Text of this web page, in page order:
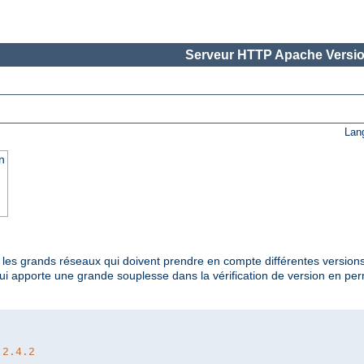
Serveur HTTP Apache
grands réseaux qui doivent prendre en compte différentes
apporte une grande souplesse dans la vérification de version en